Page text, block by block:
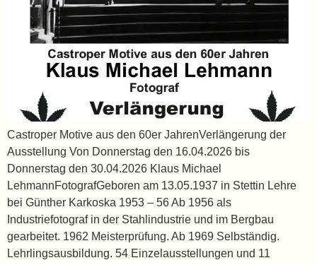
Castroper Motive aus den 60er JahrenVerlängerung der
Ausstellung Von Donnerstag den 16.04.2026 bis
Donnerstag den 30.04.2026 Klaus Michael
LehmannFotografGeboren am 13.05.1937 in Stettin Lehre
bei Günther Karkoska 1953 – 56 Ab 1956 als
Industriefotograf in der Stahlindustrie und im Bergbau
gearbeitet. 1962 Meisterprüfung. Ab 1969 Selbständig.
Lehrlingsausbildung. 54 Einzelausstellungen und 11